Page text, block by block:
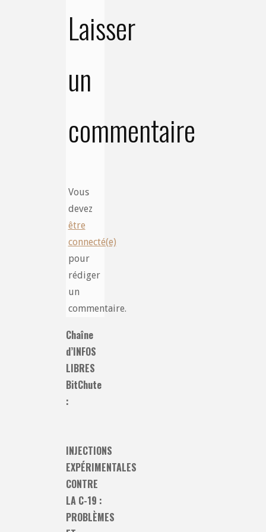
Laisser
un
commentaire
Vous
devez
être
connecté(e)
pour
rédiger
un
commentaire.
Chaîne
d’INFOS
LIBRES
BitChute
:
INJECTIONS
EXPÉRIMENTALES
CONTRE
LA C-19 :
PROBLÈMES